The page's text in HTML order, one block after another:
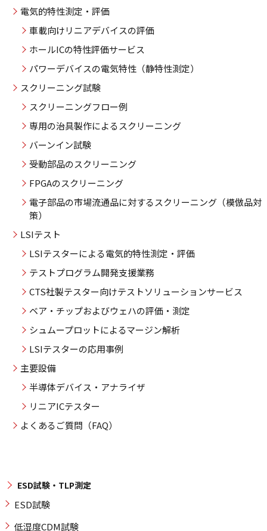
電気的特性測定・評価
車載向けリニアデバイスの評価
ホールICの特性評価サービス
パワーデバイスの電気特性（静特性測定）
スクリーニング試験
スクリーニングフロー例
専用の治具製作によるスクリーニング
バーンイン試験
受動部品のスクリーニング
FPGAのスクリーニング
電子部品の市場流通品に対するスクリーニング（模倣品対
策）
LSIテスト
LSIテスターによる電気的特性測定・評価
テストプログラム開発支援業務
CTS社製テスター向けテストソリューションサービス
ベア・チップおよびウェハの評価・測定
シュムープロットによるマージン解析
LSIテスターの応用事例
主要設備
半導体デバイス・アナライザ
リニアICテスター
よくあるご質問（FAQ）
ESD試験・TLP測定
ESD試験
低湿度CDM試験